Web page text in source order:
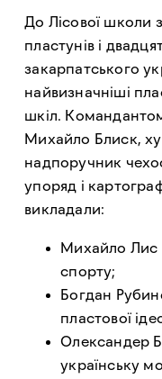
До Лісової школи
пластунів і
закарпатського
найвизначніші
шкіл.
Михайло Блиск,
надпоручник
упоряд і
викладали:
Михайло Лис
спорту;
Богдан
пластової
Олександер
українську